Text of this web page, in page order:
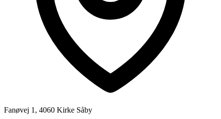
Fanøvej 1, 4060 Kirke Såby